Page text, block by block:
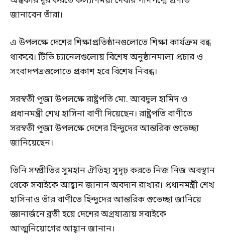
জানাবেন তাঁরা।
এ উপলক্ষে দেশের শিক্ষাপ্রতিষ্ঠানগুলোতে শিক্ষা কার্যক্রম বন্ধ
থাকবে। টিভি চ্যানেলগুলোয় বিশেষ অনুষ্ঠানমালা প্রচার ও
সংবাদপত্রগুলোতে প্রকাশ হবে বিশেষ নিবন্ধ।
সরস্বতী পূজা উপলক্ষে রাষ্ট্রপতি মো. আবদুল হামিদ ও
প্রধানমন্ত্রী শেখ হাসিনা বাণী দিয়েছেন। রাষ্ট্রপতি বাণীতে
সরস্বতী পূজা উপলক্ষে দেশের হিন্দুদের আন্তরিক শুভেচ্ছা
জানিয়েছেন।
তিনি সম্প্রীতির সুমহান ঐতিহ্য সুদৃঢ় করতে নিজ নিজ অবস্থান
থেকে সবাইকে আহ্বান জানান অবদান রাখার। প্রধানমন্ত্রী শেখ
হাসিনাও তাঁর বাণীতে হিন্দুদের আন্তরিক শুভেচ্ছা জানিয়ে
জ্ঞানার্জনে ব্রতী হয়ে দেশের অগ্রযাত্রায় সবাইকে
আত্মনিয়োগের আহ্বান জানান।